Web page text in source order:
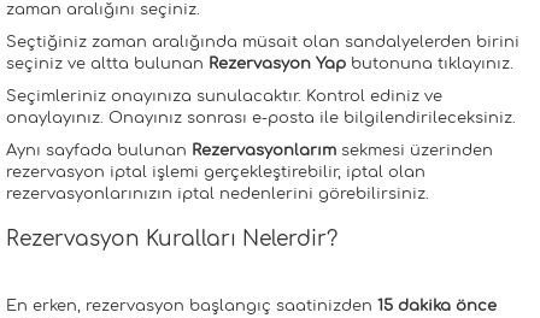
zaman aralığını seçiniz.
Seçtiğiniz zaman aralığında müsait olan sandalyelerden birini
seçiniz ve altta bulunan Rezervasyon Yap butonuna tıklayınız.
Seçimleriniz onayınıza sunulacaktır. Kontrol ediniz ve
onaylayınız. Onayınız sonrası e-posta ile bilgilendirileceksiniz.
Aynı sayfada bulunan Rezervasyonlarım sekmesi üzerinden
rezervasyon iptal işlemi gerçekleştirebilir, iptal olan
rezervasyonlarınızın iptal nedenlerini görebilirsiniz.
Rezervasyon Kuralları Nelerdir?
En erken, rezervasyon başlangıç saatinizden 15 dakika önce